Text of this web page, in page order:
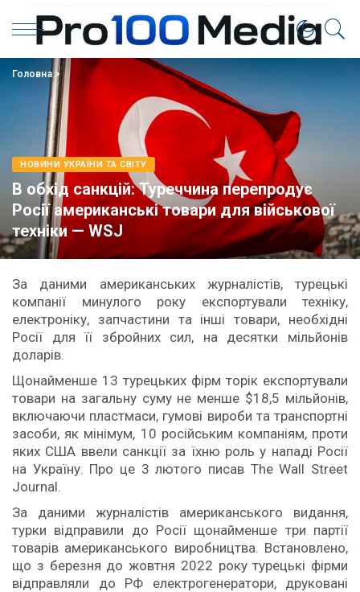
Головна>
НОВИНИ УКРАЇНИ ТА СВІТУ
В обхід санкцій: Туреччина перепродує
Росії американські товари для військової
техніки — WSJ
За даними американських журналістів, турецькі
компанії минулого року експортували техніку,
електроніку, запчастини та інші товари, необхідні
Росії для її збройних сил, на десятки мільйонів
доларів.
Щонайменше 13 турецьких фірм торік експортували
товари на загальну суму не менше $18,5 мільйонів,
включаючи пластмаси, гумові вироби та транспортні
засоби, як мінімум, 10 російським компаніям, проти
яких США ввели санкції за їхню роль у нападі Росії
на Україну. Про це 3 лютого писав The Wall Street
Journal.
За даними журналістів американського видання,
турки відправили до Росії щонайменше три партії
товарів американського виробництва. Встановлено,
що з березня до жовтня 2022 року турецькі фірми
відправляли до РФ електрогенератори, друковані